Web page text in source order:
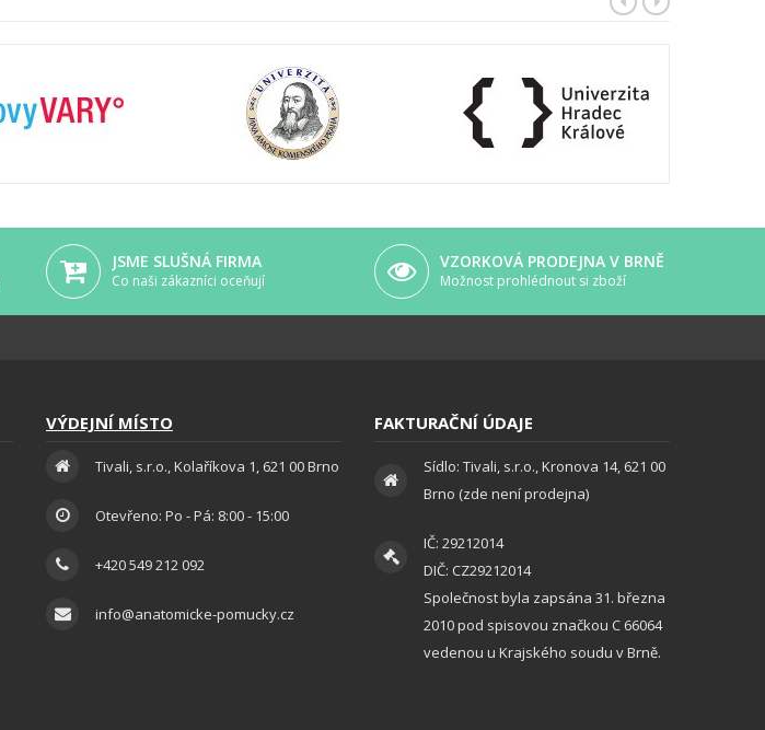
JSME SLUŠNÁ FIRMA
Co naši zákazníci oceňují
VZORKOVÁ PRODEJNA V BRNĚ
Možnost prohlédnout si zboží
VÝDEJNÍ MÍSTO
Tivali, s.r.o., Kolaříkova 1, 621 00 Brno
Otevřeno: Po - Pá: 8:00 - 15:00
+420 549 212 092
info@anatomicke-pomucky.cz
FAKTURAČNÍ ÚDAJE
Sídlo: Tivali, s.r.o., Kronova 14, 621 00
Brno (zde není prodejna)
IČ: 29212014
DIČ: CZ29212014
Společnost byla zapsána 31. března
2010 pod spisovou značkou C 66064
vedenou u Krajského soudu v Brně.